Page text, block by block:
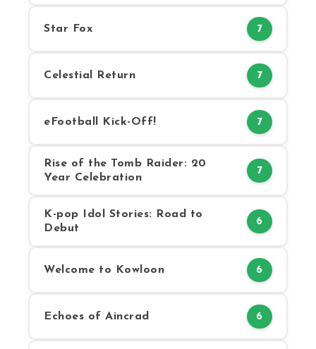
Star Fox 7
Celestial Return 7
eFootball Kick-Off! 7
Rise of the Tomb Raider: 20
Year Celebration
7
K-pop Idol Stories: Road to
Debut
6
Welcome to Kowloon 6
Echoes of Aincrad 6